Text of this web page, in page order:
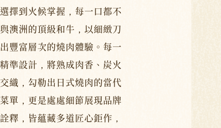
擇到火候掌握，每一口都不
澳洲的頂級和牛，以細緻刀
豐富層次的燒肉體驗。每一
準設計，將熟成肉香、炭火
織，勾勒出日式燒肉的當代
單，更是處處細節展現品牌
釋，皆蘊藏多道匠心鉅作，